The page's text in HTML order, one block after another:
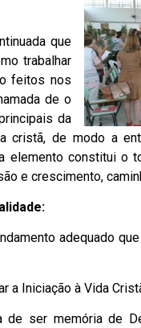
que
trabalhar
feitos nos
de o
da
cristã, de modo a
constitui o
e crescimento,
adequado
a Iniciação à Vida
de ser memória de